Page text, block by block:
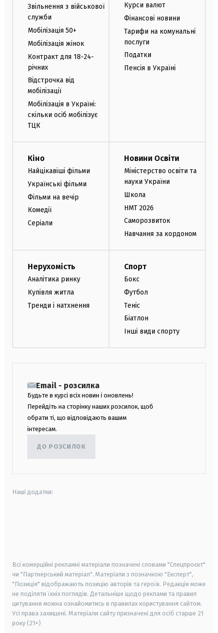
Звільнення з військової
служби
Мобілізація 50+
Мобілізація жінок
Контракт для 18-24-
річних
Відстрочка від
мобілізації
Мобілізація в Україні:
скільки осіб мобілізує
ТЦК
Курси валют
Фінансові новини
Тарифи на комунальні
послуги
Податки
Пенсія в Україні
Кіно
Найцікавіші фільми
Українські фільми
Фільми на вечір
Комедії
Серіали
Новини Освіти
Міністерство освіти та
науки України
Школа
НМТ 2026
Саморозвиток
Навчання за кордоном
Нерухомість
Аналітика ринку
Купівля житла
Тренди і натхнення
Спорт
Бокс
Футбол
Теніс
Біатлон
Інші види спорту
Email - розсилка
Будьте в курсі всіх новин і оновлень!
Перейдіть на сторінку наших розсилок, щоб
обрати ті, що відповідають вашим
інтересам.
ДО РОЗСИЛОК
Наші додатки:
Всі комерційні рекламні матеріали позначені словами "Спецпроєкт"
чи "Партнерський матеріал". Матеріали з позначкою "Експерт",
"Позиція" відображають позицію авторів та героїв. Редакція може
не поділяти їхніх поглядів. Детальніше щодо реклами та правил
цитування можна ознайомитись в правилах користування сайтом.
Усі права захищені. Матеріали сайту призначені для осіб старше 21
року (21+)